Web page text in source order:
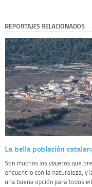
REPORTAJES RELACIONADOS
La bella población
Son muchos los viajeros que
encuentro con la naturaleza, y
una buena opción para todos